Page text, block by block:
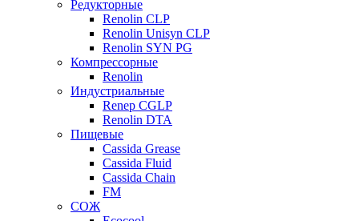
Редукторные
Renolin CLP
Renolin Unisyn CLP
Renolin SYN PG
Компрессорные
Renolin
Индустриальные
Renep CGLP
Renolin DTA
Пищевые
Cassida Grease
Cassida Fluid
Cassida Chain
FM
СОЖ